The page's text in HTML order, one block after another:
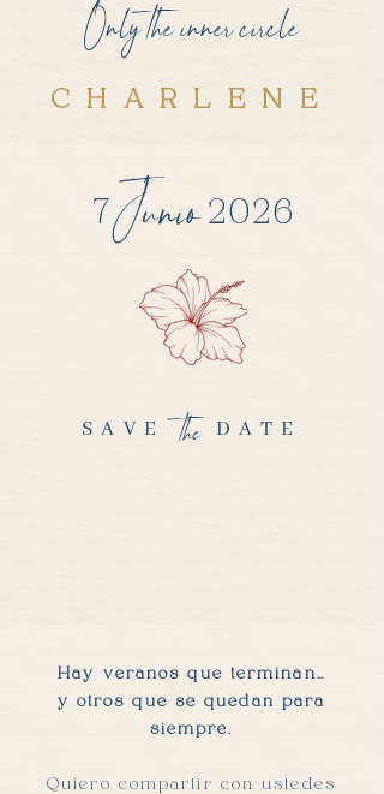
Only the inner circle
CHARLENE
7 Junio 2026
SAVE DATE
the
Hay veranos que terminan…
y otros que se quedan para
siempre.
Quiero compartir con ustedes